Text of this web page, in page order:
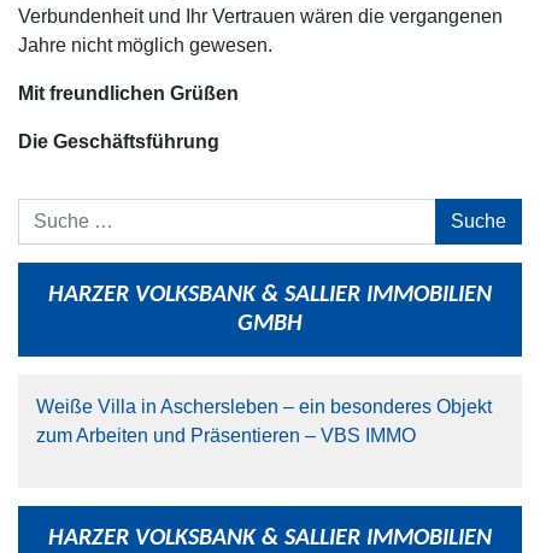
Verbundenheit und Ihr Vertrauen wären die vergangenen
Jahre nicht möglich gewesen.
Mit freundlichen Grüßen
Die Geschäftsführung
Suche
HARZER VOLKSBANK & SALLIER IMMOBILIEN
GMBH
Weiße Villa in Aschersleben – ein besonderes Objekt
zum Arbeiten und Präsentieren – VBS IMMO
HARZER VOLKSBANK & SALLIER IMMOBILIEN